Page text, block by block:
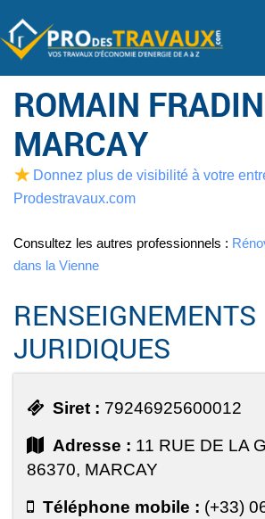
ROMAIN
MARCAY
Donnez plus de visibilité à votre
Prodestravaux.com
Consultez les autres professionnels :
dans la Vienne
RENSEIGNEMENTS
JURIDIQUES
Siret : 79246925600012
Adresse : 11 RUE DE LA
86370, MARCAY
Téléphone mobile : (+33)